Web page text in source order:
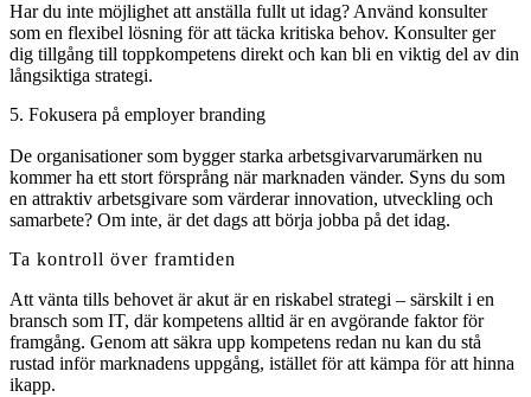
Har du inte möjlighet att anställa fullt ut idag? Använd konsulter
som en flexibel lösning för att täcka kritiska behov. Konsulter ger
dig tillgång till toppkompetens direkt och kan bli en viktig del av din
långsiktiga strategi.
5. Fokusera på employer branding
De organisationer som bygger starka arbetsgivarvarumärken nu
kommer ha ett stort försprång när marknaden vänder. Syns du som
en attraktiv arbetsgivare som värderar innovation, utveckling och
samarbete? Om inte, är det dags att börja jobba på det idag.
Ta kontroll över framtiden
Att vänta tills behovet är akut är en riskabel strategi – särskilt i en
bransch som IT, där kompetens alltid är en avgörande faktor för
framgång. Genom att säkra upp kompetens redan nu kan du stå
rustad inför marknadens uppgång, istället för att kämpa för att hinna
ikapp.